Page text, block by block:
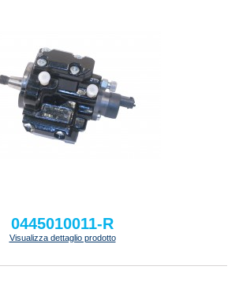
0445010011-R
Visualizza dettaglio prodotto